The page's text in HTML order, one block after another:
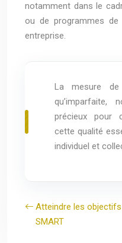
notamment dans le
ou de programmes de
entreprise.
La mesure de
précieux pour
cette qualité
individuel et
Atteindre les objectifs
SMART